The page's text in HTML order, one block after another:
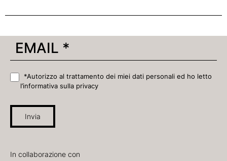
*Autorizzo al trattamento dei miei dati personali ed ho letto
l’informativa sulla privacy
Invia
In collaborazione con